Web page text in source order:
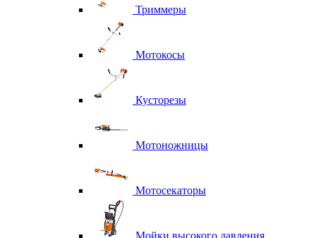
Триммеры
Мотокосы
Кусторезы
Мотоножницы
Мотосекаторы
Мойки высокого давления